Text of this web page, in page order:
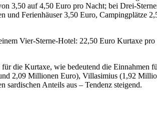
3,50 auf 4,50 Euro pro Nacht; bei Drei-
und Ferienhäuser 3,50 Euro,
Vier-Sterne-Hotel: 22,50 Euro Kurtaxe
die Kurtaxe, wie bedeutend die Einnahmen
2,09 Millionen Euro), Villasimius (1,92
sardischen Anteils aus – Tendenz steigend.